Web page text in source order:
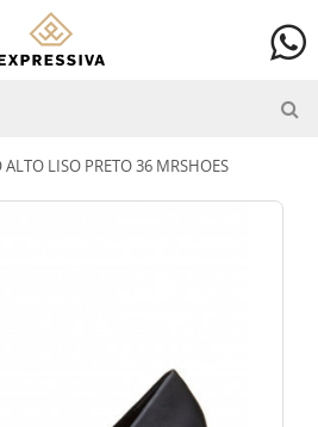
ALTO LISO PRETO 36 MRSHOES